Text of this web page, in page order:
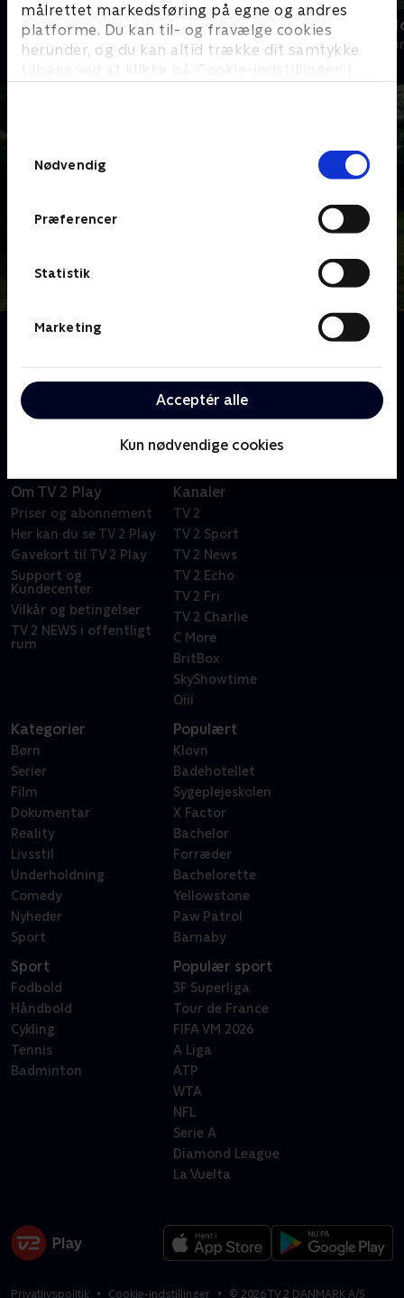
målrettet markedsføring på egne og andres
platforme. Du kan til- og fravælge cookies
herunder, og du kan altid trække dit samtykke
tilbage ved at klikke på ’Cookie-indstillinger’ i
Nødvendig
Præferencer
Statistik
Marketing
Acceptér alle
Kun nødvendige cookies
Mord på Mallorca
Krimi & Spænding • 2 sæsoner
Inspector
Krimi &
Om Grantchester
den lille, engelske by Grantchester efterforsker de
mord og mysterier sammen.
Om TV 2 Play
Priser og abonnement
Her kan du se TV 2 Play
Gavekort til TV 2 Play
Support og
Kundecenter
Vilkår og betingelser
TV 2 NEWS i offentligt
rum
Kanaler
TV 2
TV 2 Sport
TV 2 News
TV 2 Echo
TV 2 Fri
TV 2 Charlie
C More
BritBox
SkyShowtime
Oiii
Kategorier
Børn
Serier
Film
Dokumentar
Reality
Livsstil
Underholdning
Comedy
Nyheder
Sport
Populært
Klovn
Badehotellet
Sygeplejeskolen
X Factor
Bachelor
Forræder
Bachelorette
Yellowstone
Paw Patrol
Barnaby
Sport
Fodbold
Håndbold
Cykling
Tennis
Badminton
Populær sport
3F Superliga
Tour de France
FIFA VM 2026
A Liga
ATP
WTA
NFL
Serie A
Diamond League
La Vuelta
Privatlivspolitik Cookie-indstillinger © 2026TV 2 DANMARK A/S